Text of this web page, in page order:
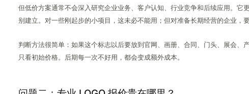
但低价方案通常不会深入研究企业业务、客户认知、行业竞争和后续应用。它
别建立。对一些刚起步的小项目，这未必不能用；但对准备长期经营的企业，要
判断方法很简单：如果这个标志以后要放到官网、画册、合同、门头、展会、
只看初始价格。后期每一次不好用，都会变成额外成本。